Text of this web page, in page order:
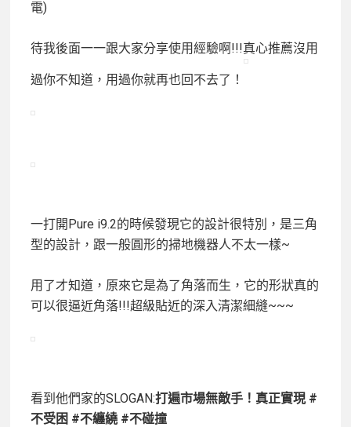
電)
待我後面一一跟大家分享使用經驗啊!!!真心推薦沒用
過你不知道，用過你就再也回不去了！
一打開Pure i9.2的時候發現它的設計很特別，是三角
型的設計，跟一般圓形的掃地機器人不太一樣~
用了才知道，原來它是為了角落而生，它的形狀真的
可以很逼近角落!!!超級貼近的深入清潔細縫~~~
看到他們家的SLOGAN:打遍市場無敵手！真正實現 #
不受困 #不纏繞 #不碰撞